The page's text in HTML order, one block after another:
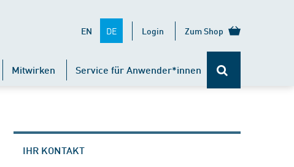
EN DE Login Zum Shop
Mitwirken Service für Anwender*innen
IHR KONTAKT